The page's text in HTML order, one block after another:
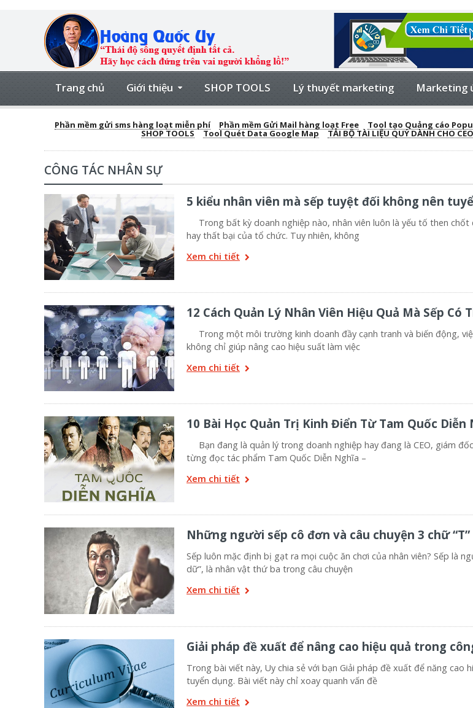
Trang chủ Giới thiệu SHOP TOOLS Lý thuyết marketing Marketing
Phần mềm gửi sms hàng loạt miễn phí Phần mềm Gửi Mail hàng loạt Free Tool tạo Quảng cáo
SHOP TOOLS Tool Quét Data Google Map TẢI BỘ TÀI LIỆU QUÝ DÀNH CHO CEO
CÔNG TÁC NHÂN SỰ
5 kiểu nhân viên mà sếp tuyệt đối không nên
Trong bất kỳ doanh nghiệp nào, nhân viên luôn là yếu tố then chốt
hay thất bại của tổ chức. Tuy nhiên, không
Xem chi tiết
12 Cách Quản Lý Nhân Viên Hiệu Quả Mà Sếp Có
Trong một môi trường kinh doanh đầy cạnh tranh và biến động,
không chỉ giúp nâng cao hiệu suất làm việc
Xem chi tiết
10 Bài Học Quản Trị Kinh Điển Từ Tam Quốc Diễn
Bạn đang là quản lý trong doanh nghiệp hay đang là CEO, giám
từng đọc tác phẩm Tam Quốc Diễn Nghĩa –
Xem chi tiết
Những người sếp cô đơn và câu chuyện 3 chữ “T”
Sếp luôn mặc định bị gạt ra mọi cuộc ăn chơi của nhân viên? Sếp là
dữ”, là nhân vật thứ ba trong câu chuyện
Xem chi tiết
Giải pháp đề xuất để nâng cao hiệu quả trong
Trong bài viết này, Uy chia sẻ với bạn Giải pháp đề xuất để năng cao
tuyển dụng. Bài viết này chỉ xoay quanh vấn đề
Xem chi tiết